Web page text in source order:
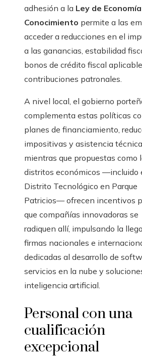
adhesión a la Ley de
Conocimiento permite a las
acceder a reducciones en el
a las ganancias, estabilidad
bonos de crédito fiscal
contribuciones patronales.
A nivel local, el gobierno
complementa estas políticas
planes de financiamiento,
impositivas y asistencia
mientras que propuestas como
distritos económicos —incluido
Distrito Tecnológico en Parque
Patricios— ofrecen incentivos
que compañías innovadoras se
radiquen allí, impulsando la
firmas nacionales e
dedicadas al desarrollo de
servicios en la nube y
inteligencia artificial.
Personal con una
cualificación
excepcional